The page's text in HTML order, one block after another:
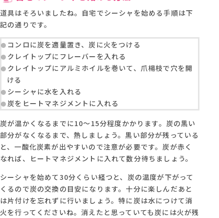
道具はそろいましたね。自宅でシーシャを始める手順は下
記の通りです。
コンロに炭を適量置き、炭に火をつける
クレイトップにフレーバーを入れる
クレイトップにアルミホイルを巻いて、爪楊枝で穴を開
ける
シーシャに水を入れる
炭をヒートマネジメントに入れる
炭が温かくなるまでに10〜15分程度かかります。炭の黒い
部分がなくなるまで、熱しましょう。黒い部分が残っている
と、一酸化炭素が出やすいので注意が必要です。炭が赤く
なれば、ヒートマネジメントに入れて数分待ちましょう。
シーシャを始めて30分くらい経つと、炭の温度が下がって
くるので炭の交換の目安になります。十分に楽しんだあと
は片付けを忘れずに行いましょう。特に炭は水につけて消
火を行ってくださいね。消えたと思っていても炭には火が残